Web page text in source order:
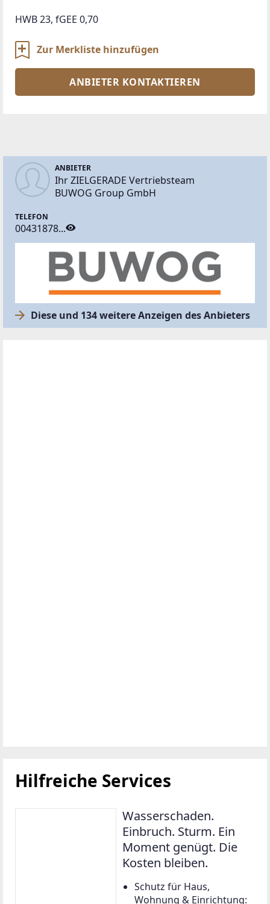
HWB 23, fGEE 0,70
Zur Merkliste hinzufügen
ANBIETER KONTAKTIEREN
ANBIETER
Ihr ZIELGERADE Vertriebsteam
BUWOG Group GmbH
TELEFON
00431878...
Diese und 134 weitere Anzeigen des Anbieters
Hilfreiche Services
Wasserschaden.
Einbruch. Sturm. Ein
Moment genügt. Die
Kosten bleiben.
Schutz für Haus,
Wohnung & Einrichtung: